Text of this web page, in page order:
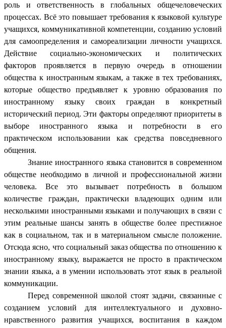
роль и ответственность в глобальных общечеловеческих
процессах. Всё это повышает требования к языковой культуре
учащихся, коммуникативной компетенции, созданию условий
для самоопределения и самореализации личности учащихся.
Действие социально-экономических и политических
факторов проявляется в первую очередь в отношении
общества к иностранным языкам, а также в тех требованиях,
которые общество предъявляет к уровню образования по
иностранному языку своих граждан в конкретный
исторический период. Эти факторы определяют приоритеты в
выборе иностранного языка и потребности в его
практическом использовании как средства повседневного
общения.
Знание иностранного языка становится в современном
обществе необходимо в личной и профессиональной жизни
человека. Все это вызывает потребность в большом
количестве граждан, практически владеющих одним или
несколькими иностранными языками и получающих в связи с
этим реальные шансы занять в обществе более престижное
как в социальном, так и в материальном смысле положение.
Отсюда ясно, что социальный заказ общества по отношению к
иностранному языку, выражается не просто в практическом
знании языка, а в умении использовать этот язык в реальной
коммуникации.
Перед современной школой стоят задачи, связанные с
созданием условий для интеллектуального и духовно-
нравственного развития учащихся, воспитания в каждом